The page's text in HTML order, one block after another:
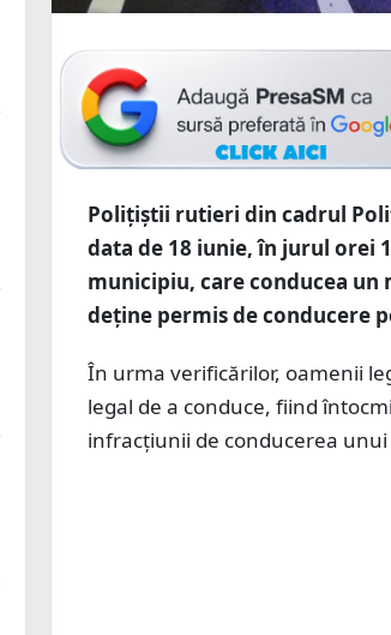
Polițiștii rutieri din cadrul
data de 18 iunie, în jurul orei
municipiu, care conducea un
deține permis de conducere
În urma verificărilor, oamenii
legal de a conduce, fiind
infracțiunii de conducerea